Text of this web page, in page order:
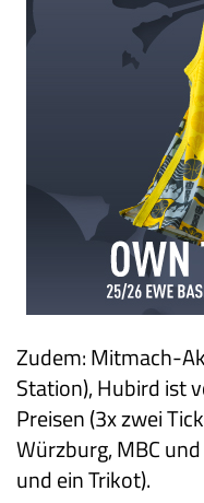
Zudem: Mitmach-
Station), Hubird ist
Preisen (3x zwei
Würzburg, MBC
und ein Trikot).